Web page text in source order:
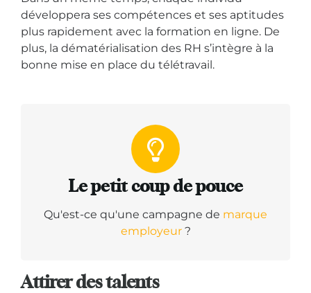
développera ses compétences et ses aptitudes
plus rapidement avec la formation en ligne. De
plus, la dématérialisation des RH s’intègre à la
bonne mise en place du télétravail.
Le petit coup de pouce
Qu'est-ce qu'une campagne de marque
employeur?
Attirer des talents